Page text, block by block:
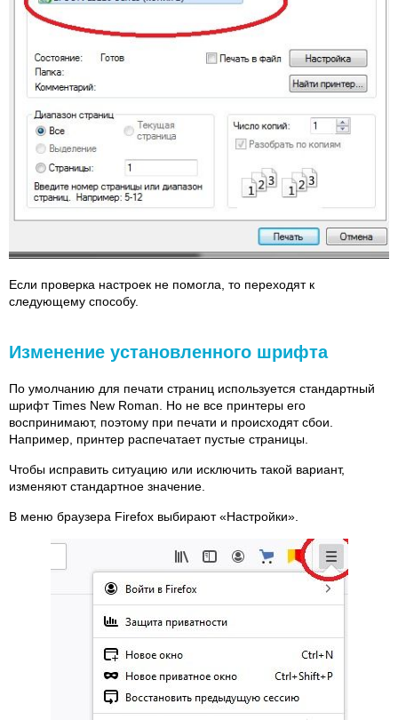
Если проверка настроек не помогла, то переходят к
следующему способу.
Изменение установленного шрифта
По умолчанию для печати страниц используется стандартный
шрифт Times New Roman. Но не все принтеры его
воспринимают, поэтому при печати и происходят сбои.
Например, принтер распечатает пустые страницы.
Чтобы исправить ситуацию или исключить такой вариант,
изменяют стандартное значение.
В меню браузера Firefox выбирают «Настройки».